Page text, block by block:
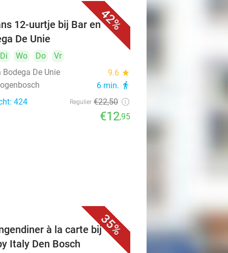
42%
12-uurtje bij Bar en
De Unie
Di Wo Do
Vr
Bodega De Unie
9.6 star
6 min. directions_walk
424 Regulier €22,50
€12,95
35%
à la carte bij
Italy Den Bosch